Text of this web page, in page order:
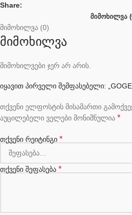
Share:
ᲛᲘᲛᲝᲮᲘᲚᲕᲐ
მიმოხილვა (0)
მიმოხილვა
მიმოხილვები ჯერ არ არის.
იყავით პირველი შემფასებელი:
თქვენი ელფოსტის მისამართი
აუცილებელი ველები მონიშნულია *
თქვენი რეიტინგი *
თქვენი შეფასება *